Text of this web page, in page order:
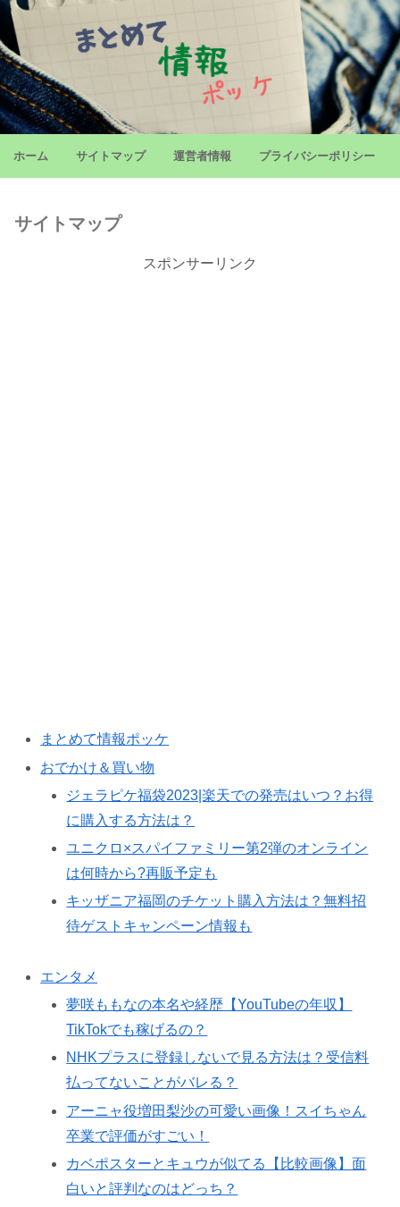
ホーム サイトマップ 運営者情報 プライバシーポリシー
サイトマップ
スポンサーリンク
まとめて情報ポッケ
おでかけ＆買い物
ジェラピケ福袋2023|楽天での発売はいつ？お得
に購入する方法は？
ユニクロ×スパイファミリー第2弾のオンライン
は何時から?再販予定も
キッザニア福岡のチケット購入方法は？無料招
待ゲストキャンペーン情報も
エンタメ
夢咲ももなの本名や経歴【YouTubeの年収】
TikTokでも稼げるの？
NHKプラスに登録しないで見る方法は？受信料
払ってないことがバレる？
アーニャ役増田梨沙の可愛い画像！スイちゃん
卒業で評価がすごい！
カベポスターとキュウが似てる【比較画像】面
白いと評判なのはどっち？